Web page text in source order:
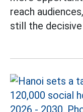
reach
still the